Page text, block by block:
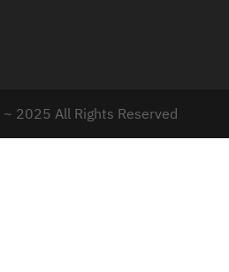
~ 2025 All Rights Reserved